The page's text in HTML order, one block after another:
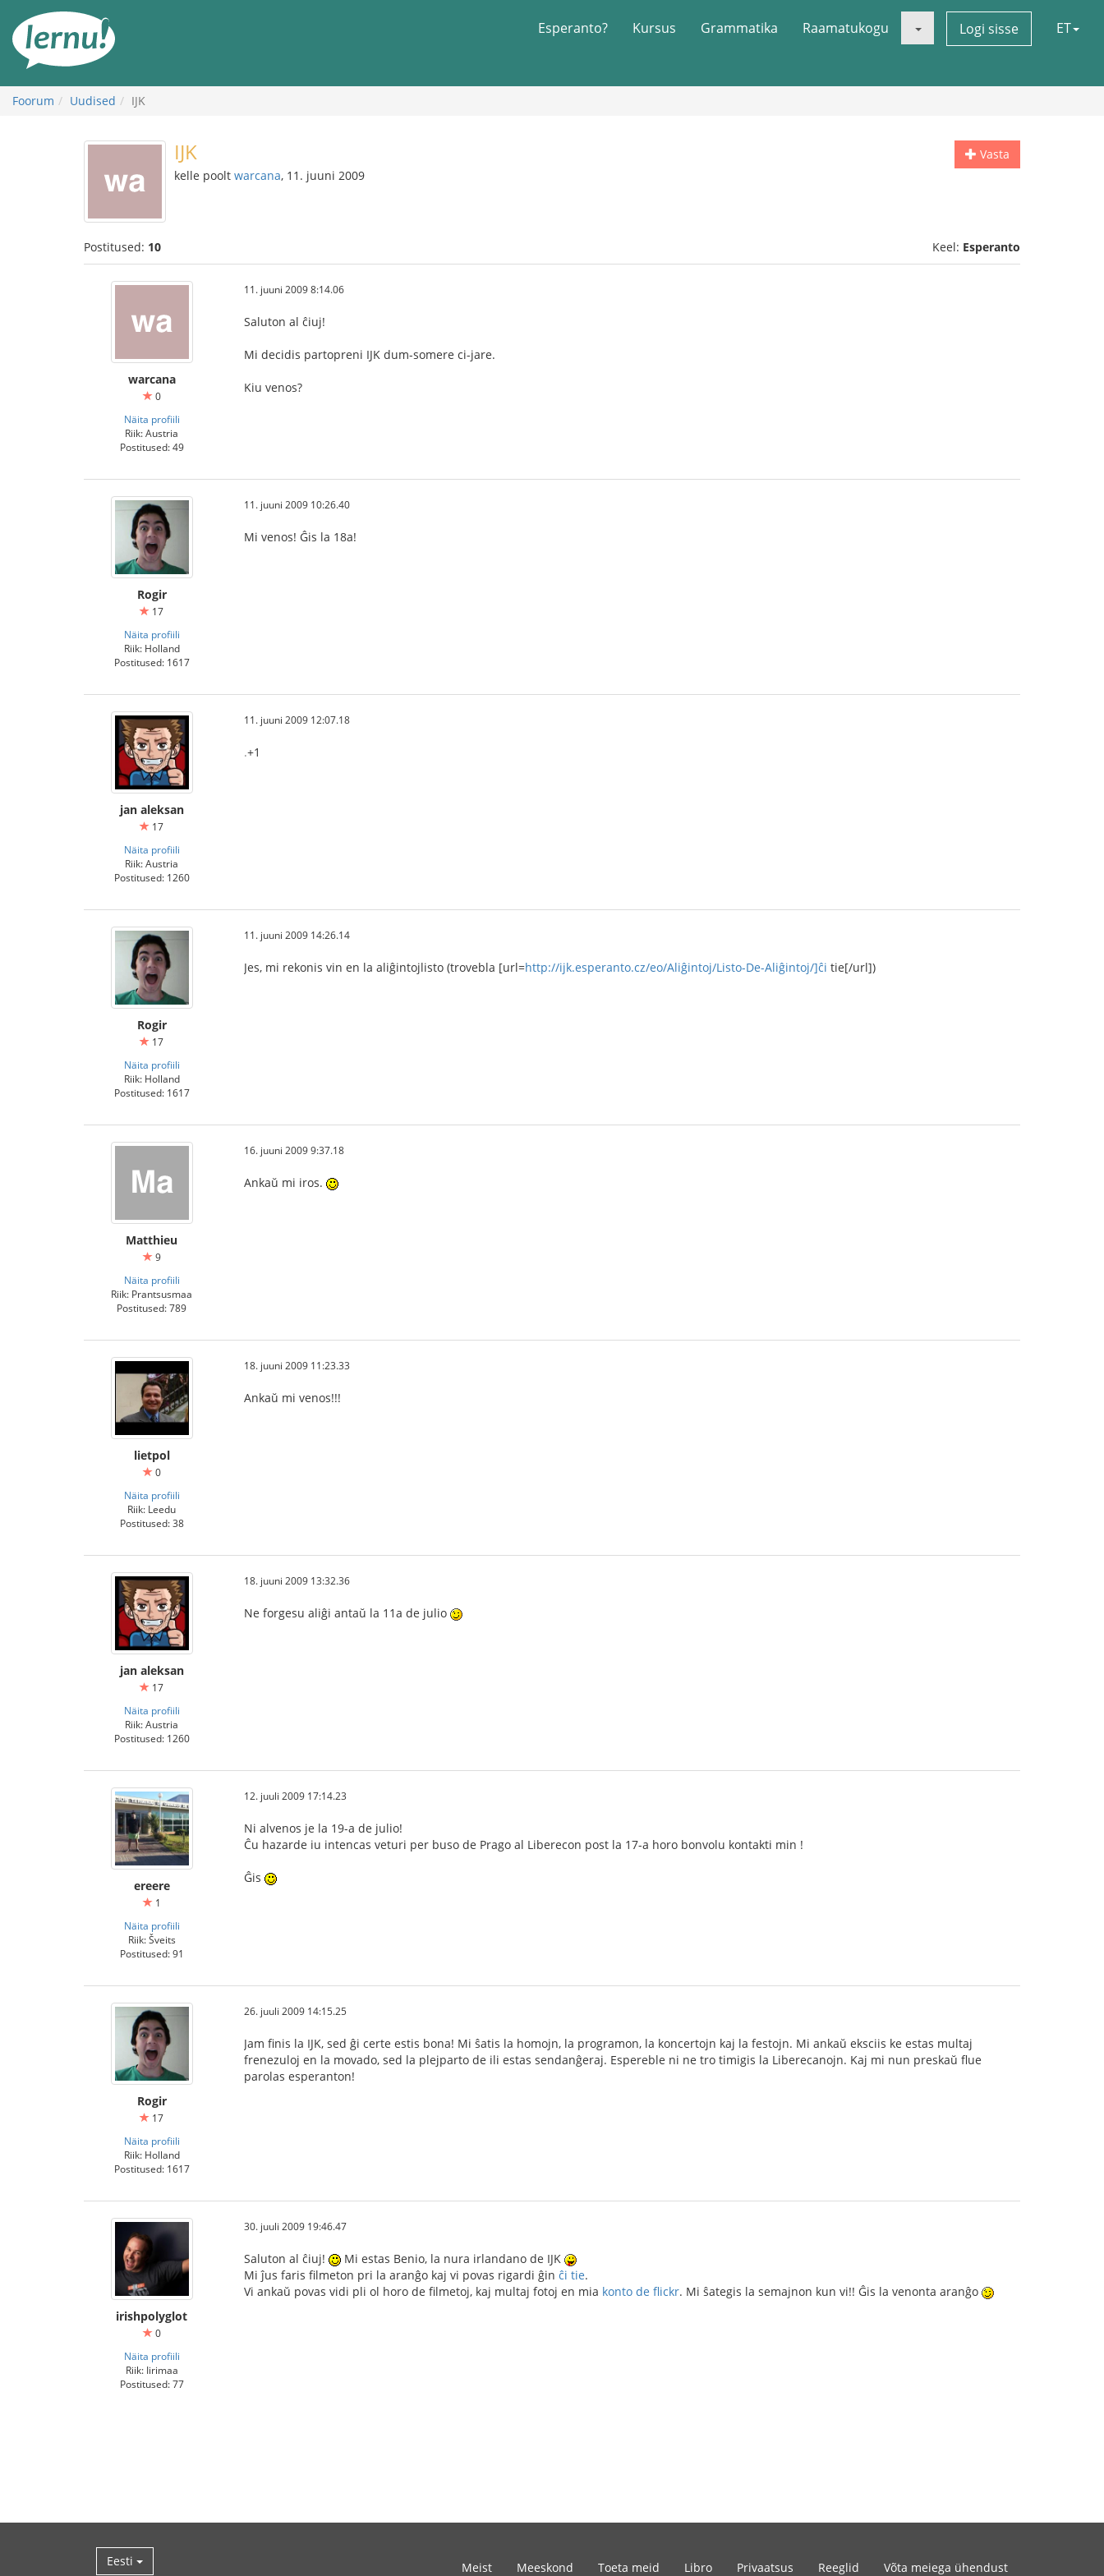
juurde
Esperanto? Kursus Grammatika Raamatukogu Logi sisse ET
Foorum Uudised IJK
Vasta
IJK
kelle poolt warcana, 11. juuni 2009
Postitused: 10 Keel: Esperanto
warcana
0
Näita profiili
Riik: Austria
Postitused: 49
11. juuni 2009 8:14.06
Saluton al ĉiuj!
Mi decidis partopreni IJK dum-somere ci-jare.
Kiu venos?
Rogir
17
Näita profiili
Riik: Holland
Postitused: 1617
11. juuni 2009 10:26.40
Mi venos! Ĝis la 18a!
jan aleksan
17
Näita profiili
Riik: Austria
Postitused: 1260
11. juuni 2009 12:07.18
.+1
Rogir
17
Näita profiili
Riik: Holland
Postitused: 1617
11. juuni 2009 14:26.14
Jes, mi rekonis vin en la aliĝintojlisto (trovebla [url=http://ijk.esperanto.cz/eo/Aliĝintoj/Listo-De-Aliĝintoj/]ĉi tie[/url])
Matthieu
9
Näita profiili
Riik: Prantsusmaa
Postitused: 789
16. juuni 2009 9:37.18
Ankaŭ mi iros.
lietpol
0
Näita profiili
Riik: Leedu
Postitused: 38
18. juuni 2009 11:23.33
Ankaŭ mi venos!!!
jan aleksan
17
Näita profiili
Riik: Austria
Postitused: 1260
18. juuni 2009 13:32.36
Ne forgesu aliĝi antaŭ la 11a de julio
ereere
1
Näita profiili
Riik: Šveits
Postitused: 91
12. juuli 2009 17:14.23
Ni alvenos je la 19-a de julio!
Ĉu hazarde iu intencas veturi per buso de Prago al Liberecon post la 17-a horo bonvolu kontakti min !
Ĝis
Rogir
17
Näita profiili
Riik: Holland
Postitused: 1617
26. juuli 2009 14:15.25
Jam finis la IJK, sed ĝi certe estis bona! Mi ŝatis la homojn, la programon, la koncertojn kaj la festojn. Mi ankaŭ eksciis ke estas multaj
frenezuloj en la movado, sed la plejparto de ili estas sendanĝeraj. Espereble ni ne tro timigis la Liberecanojn. Kaj mi nun preskaŭ flue
parolas esperanton!
irishpolyglot
0
Näita profiili
Riik: Iirimaa
Postitused: 77
30. juuli 2009 19:46.47
Saluton al ĉiuj!
Mi estas Benio, la nura irlandano de IJK
Mi ĵus faris filmeton pri la aranĝo kaj vi povas rigardi ĝin ĉi tie.
Vi ankaŭ povas vidi pli ol horo de filmetoj, kaj multaj fotoj en mia konto de flickr. Mi ŝategis la semajnon kun vi!! Ĝis la venonta aranĝo
Eesti Meist Meeskond Toeta meid Libro Privaatsus Reeglid Võta meiega ühendust